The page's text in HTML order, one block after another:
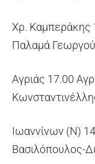
Χρ. Καμπεράκης
Παλαμά
Αγριάς 17.00
Ιωαννίνων (Ν)
Βασιλόπουλος-